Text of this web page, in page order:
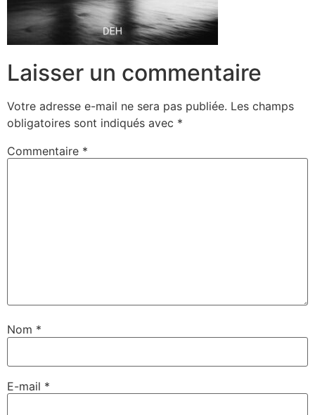
Laisser un commentaire
Votre adresse e-mail ne sera pas publiée. Les champs
obligatoires sont indiqués avec *
Commentaire *
Nom *
E-mail *